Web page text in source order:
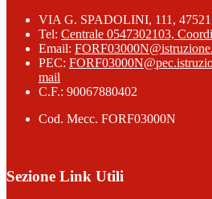
VIA G. SPADOLINI, 111,
Tel: Centrale 0547302103,
Email:
PEC:
mail
C.F.: 90067880402
Cod. Mecc. FORF03000N
Sezione Link Utili